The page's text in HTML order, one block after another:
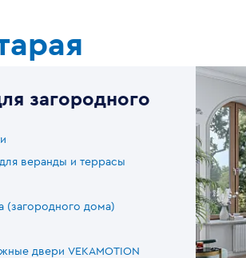
загородного
веранды и террасы
(загородного дома)
двери VEKAMOTION